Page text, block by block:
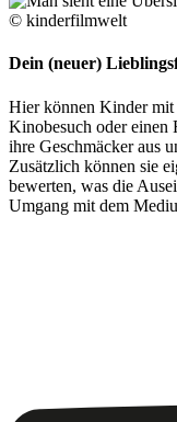
© kinderfilmwelt
Dein (neuer)
Hier können Kinder mit
Kinobesuch oder einen
ihre Geschmäcker aus
Zusätzlich können sie
bewerten, was die
Umgang mit dem